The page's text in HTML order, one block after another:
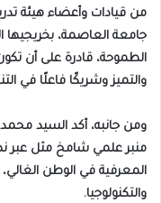
من قيادات وأعضاء هيئة
جامعة العاصمة، بخريجيها
الطموحة، قادرة على أن تكون
والتميز وشريكًا فاعلًا في
ومن جانبه، أكد السيد
منبر علمي شامخ مثل عبر
المعرفية في الوطن
والتكنولوجيا.